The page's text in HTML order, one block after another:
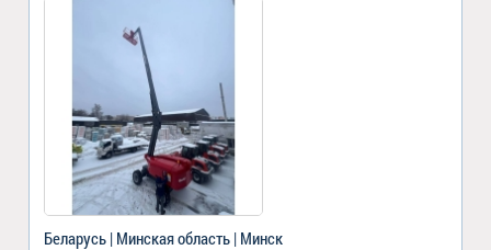
Беларусь | Минская область | Минск